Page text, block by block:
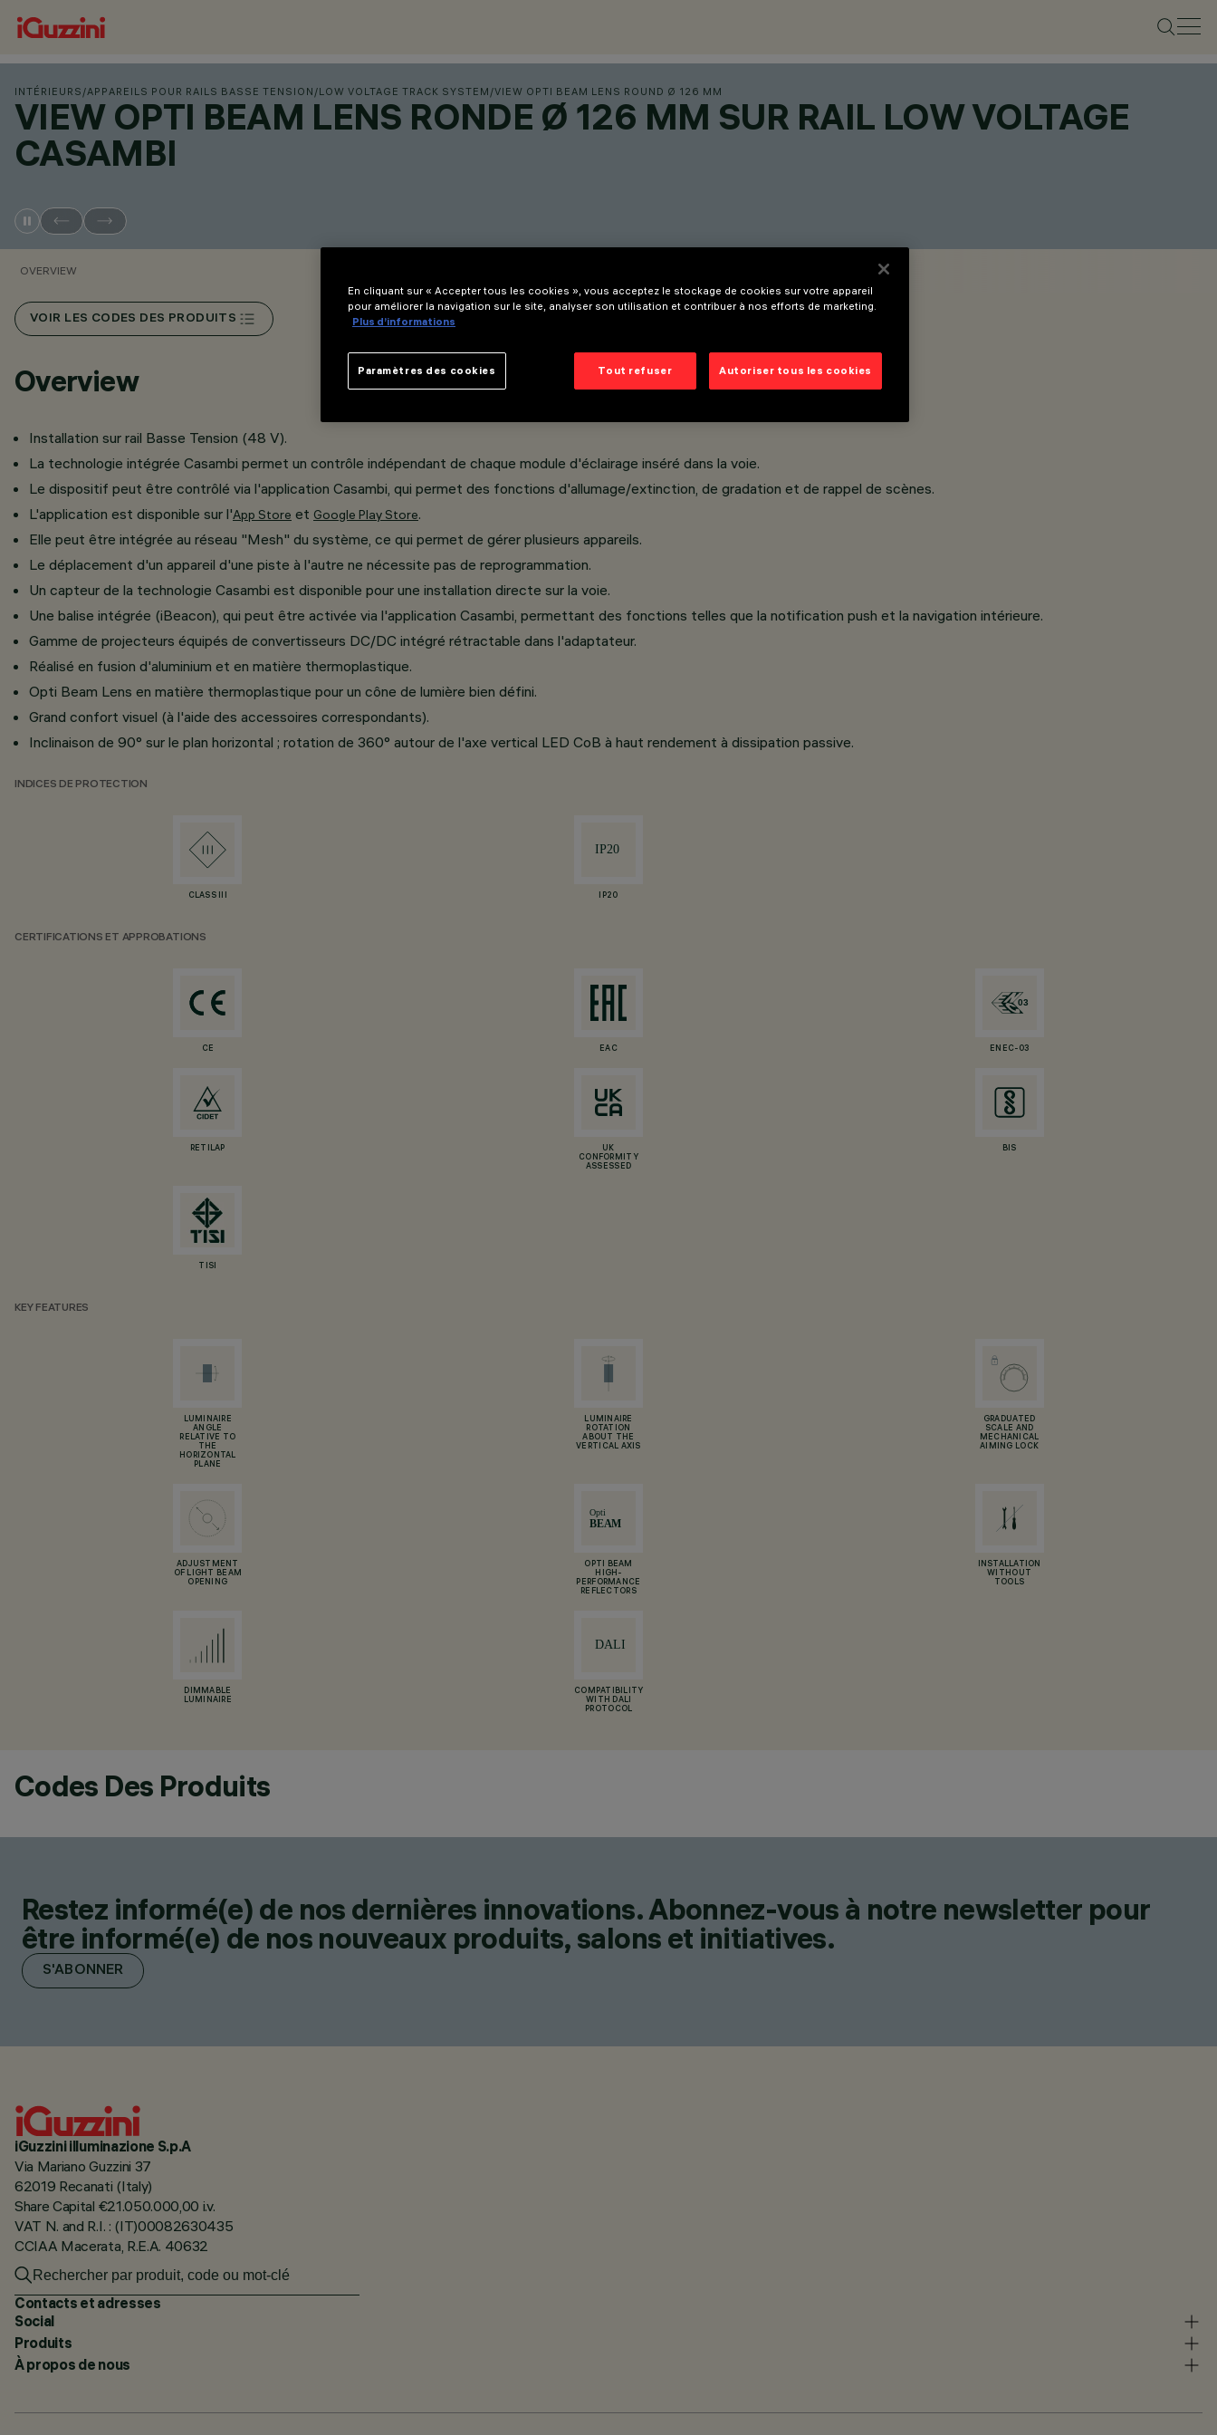
INTÉRIEURS /APPAREILS POUR RAILS BASSE TENSION /LOW VOLTAGE TRACK SYSTEM /VIEW OPTI BEAM LENS ROUND Ø 126 MM
VIEW OPTI BEAM LENS RONDE Ø 126 MM SUR RAIL LOW VOLTAGE
CASAMBI
OVERVIEW
VOIR LES CODES DES PRODUITS
Overview
Installation sur rail Basse Tension (48 V).
La technologie intégrée Casambi permet un contrôle indépendant de chaque module d'éclairage inséré dans la voie.
Le dispositif peut être contrôlé via l'application Casambi, qui permet des fonctions d'allumage/extinction, de gradation et de rappel de scènes.
L'application est disponible sur l'App Store et Google Play Store.
Elle peut être intégrée au réseau "Mesh" du système, ce qui permet de gérer plusieurs appareils.
Le déplacement d'un appareil d'une piste à l'autre ne nécessite pas de reprogrammation.
Un capteur de la technologie Casambi est disponible pour une installation directe sur la voie.
Une balise intégrée (iBeacon), qui peut être activée via l'application Casambi, permettant des fonctions telles que la notification push et la navigation intérieure.
Gamme de projecteurs équipés de convertisseurs DC/DC intégré rétractable dans l'adaptateur.
Réalisé en fusion d'aluminium et en matière thermoplastique.
Opti Beam Lens en matière thermoplastique pour un cône de lumière bien défini.
Grand confort visuel (à l'aide des accessoires correspondants).
Inclinaison de 90° sur le plan horizontal ; rotation de 360° autour de l'axe vertical LED CoB à haut rendement à dissipation passive.
INDICES DE PROTECTION
CLASS III IP20
CERTIFICATIONS ET APPROBATIONS
CE EAC ENEC-03
RETILAP
UK
CONFORMITY
ASSESSED
BIS
TISI
KEY FEATURES
LUMINAIRE
ANGLE
RELATIVE TO
THE
HORIZONTAL
PLANE
LUMINAIRE
ROTATION
ABOUT THE
VERTICAL AXIS
GRADUATED
SCALE AND
MECHANICAL
AIMING LOCK
ADJUSTMENT
OF LIGHT BEAM
OPENING
OPTI BEAM
HIGH-
PERFORMANCE
REFLECTORS
INSTALLATION
WITHOUT
TOOLS
DIMMABLE
LUMINAIRE
COMPATIBILITY
WITH DALI
PROTOCOL
Codes Des Produits
Restez informé(e) de nos dernières innovations. Abonnez-vous à notre newsletter pour
être informé(e) de nos nouveaux produits, salons et initiatives.
S'ABONNER
iGuzzini illuminazione S.p.A
Via Mariano Guzzini 37
62019 Recanati (Italy)
Share Capital €21.050.000,00 i.v.
VAT N. and R.I. : (IT)00082630435
CCIAA Macerata, R.E.A. 40632
Contacts et adresses
Social
Produits
À propos de nous
En cliquant sur « Accepter tous les cookies », vous acceptez le stockage de cookies sur votre appareil
pour améliorer la navigation sur le site, analyser son utilisation et contribuer à nos efforts de marketing.
Plus d’informations
Tout refuser Autoriser tous les cookies
Paramètres des cookies